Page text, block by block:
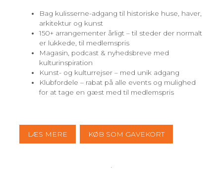
Bag kulisserne-adgang til historiske huse, haver,
arkitektur og kunst
150+ arrangementer årligt – til steder der normalt
er lukkede, til medlemspris
Magasin, podcast & nyhedsbreve med
kulturinspiration
Kunst- og kulturrejser – med unik adgang
Klubfordele – rabat på alle events og mulighed
for at tage en gæst med til medlemspris
LÆS MERE KØB SOM GAVEKORT